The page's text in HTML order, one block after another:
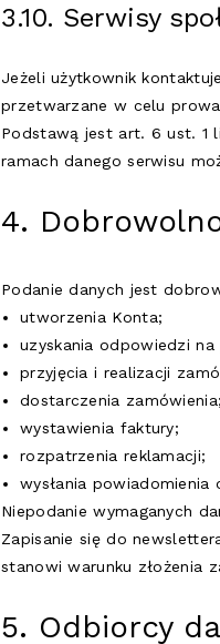
3.10. Serwisy
Jeżeli użytkownik
przetwarzane w celu
Podstawą jest art. 6 ust. 1
ramach danego serwisu
4.
Podanie danych jest
utworzenia Konta;
uzyskania odpowiedzi na
przyjęcia i realizacji
dostarczenia zamówienia;
wystawienia faktury;
rozpatrzenia reklamacji;
wysłania
Niepodanie wymaganych
Zapisanie się do
stanowi warunku złożenia
5. Odbiorcy